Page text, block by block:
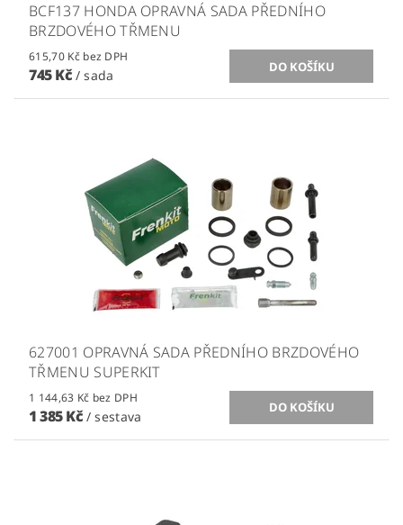
BCF137 HONDA OPRAVNÁ SADA PŘEDNÍHO
BRZDOVÉHO TŘMENU
615,70 Kč bez DPH
745 Kč / sada
627001 OPRAVNÁ SADA PŘEDNÍHO BRZDOVÉHO
TŘMENU SUPERKIT
1 144,63 Kč bez DPH
1 385 Kč / sestava